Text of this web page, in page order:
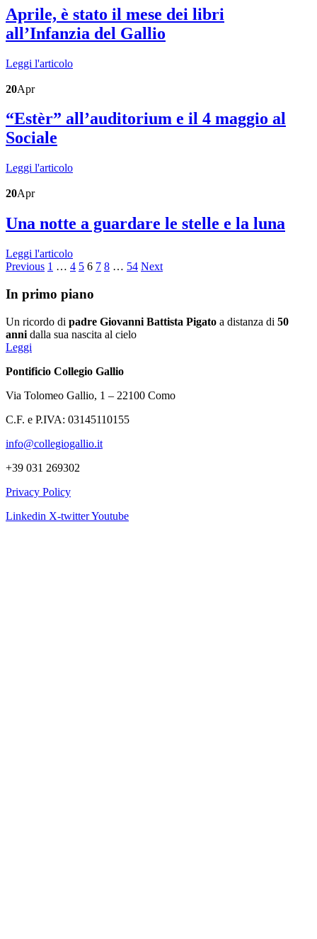
Aprile, è stato il mese dei libri
all’Infanzia del Gallio
Leggi l'articolo
20Apr
“Estèr” all’auditorium e il 4 maggio al
Sociale
Leggi l'articolo
20Apr
Una notte a guardare le stelle e la luna
Leggi l'articolo
Previous 1 … 4 5 6 7 8 … 54 Next
In primo piano
Un ricordo di padre Giovanni Battista Pigato a distanza di 50
anni dalla sua nascita al cielo
Leggi
Pontificio Collegio Gallio
Via Tolomeo Gallio, 1 – 22100 Como
C.F. e P.IVA: 03145110155
info@collegiogallio.it
+39 031 269302
Privacy Policy
Linkedin X-twitterYoutube